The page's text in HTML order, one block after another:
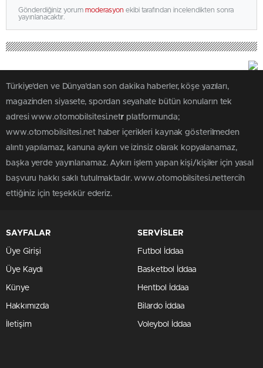
Gönderdiğiniz yorum moderasyon ekibi tarafından incelendikten sonra
yayınlanacaktır.
Türkiye'den ve Dünya’dan son dakika haberler, köşe yazıları,
magazinden siyasete, spordan seyahate bütün konuların tek
adresi www.otomobilsitesi.netr platformunda;
www.otomobilsitesi.net haber içerikleri kaynak gösterilmeden
alıntı yapılamaz, kanuna aykırı ve izinsiz olarak kopyalanamaz,
başka yerde yayınlanamaz. Aykırı işlem yapan kişi/kişiler için yasal
başvuru hakkı saklı tutulmaktadır. www.otomobilsitesi.nettercih
ettiğiniz için teşekkür ederiz.
SAYFALAR
Üye Girişi
Üye Kaydı
Künye
Hakkımızda
İletişim
SERVİSLER
Futbol İddaa
Basketbol İddaa
Hentbol İddaa
Bilardo İddaa
Voleybol İddaa